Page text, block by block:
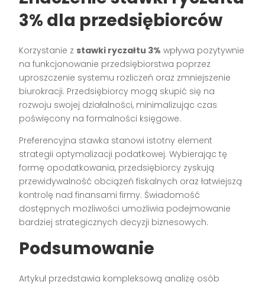
3% dla przedsiębiorców
Korzystanie z stawki ryczałtu 3% wpływa pozytywnie
na funkcjonowanie przedsiębiorstwa poprzez
uproszczenie systemu rozliczeń oraz zmniejszenie
biurokracji. Przedsiębiorcy mogą skupić się na
rozwoju swojej działalności, minimalizując czas
poświęcony na formalności księgowe.
Preferencyjna stawka stanowi istotny element
strategii optymalizacji podatkowej. Wybierając tę
formę opodatkowania, przedsiębiorcy zyskują
przewidywalność obciążeń fiskalnych oraz łatwiejszą
kontrolę nad finansami firmy. Świadomość
dostępnych możliwości umożliwia podejmowanie
bardziej strategicznych decyzji biznesowych.
Podsumowanie
Artykuł przedstawia kompleksową analizę osób